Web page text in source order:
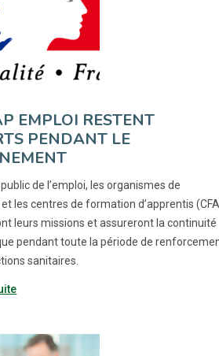
EMPLOI RESTENT
PENDANT LE
public de l’emploi, les organismes de
les centres de formation d’apprentis
leurs missions et assureront la continuité
pendant toute la période de
sanitaires.